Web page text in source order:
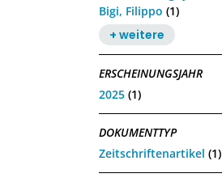
Bigi, Filippo (1)
+ weitere
ERSCHEINUNGSJAHR
2025 (1)
DOKUMENTTYP
Zeitschriftenartikel (1)